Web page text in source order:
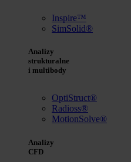
Inspire™
SimSolid®
Analizy
strukturalne
i multibody
OptiStruct®
Radioss®
MotionSolve®
Analizy
CFD